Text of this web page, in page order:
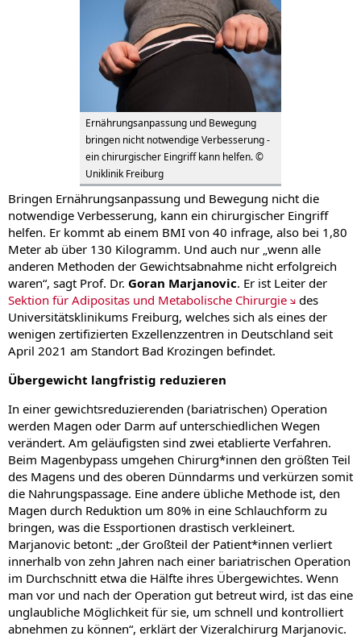
Ernährungsanpassung und Bewegung
bringen nicht notwendige Verbesserung -
ein chirurgischer Eingriff kann helfen. ©
Uniklinik Freiburg
Bringen Ernährungsanpassung und Bewegung nicht die
notwendige Verbesserung, kann ein chirurgischer Eingriff
helfen. Er kommt ab einem BMI von 40 infrage, also bei 1,80
Meter ab über 130 Kilogramm. Und auch nur „wenn alle
anderen Methoden der Gewichtsabnahme nicht erfolgreich
waren“, sagt Prof. Dr. Goran Marjanovic. Er ist Leiter der
Sektion für Adipositas und Metabolische Chirurgie
des
Universitätsklinikums Freiburg, welches sich als eines der
wenigen zertifizierten Exzellenzzentren in Deutschland seit
April 2021 am Standort Bad Krozingen befindet.
Übergewicht langfristig reduzieren
In einer gewichtsreduzierenden (bariatrischen) Operation
werden Magen oder Darm auf unterschiedlichen Wegen
verändert. Am geläufigsten sind zwei etablierte Verfahren.
Beim Magenbypass umgehen Chirurg*innen den größten Teil
des Magens und des oberen Dünndarms und verkürzen somit
die Nahrungspassage. Eine andere übliche Methode ist, den
Magen durch Reduktion um 80% in eine Schlauchform zu
bringen, was die Essportionen drastisch verkleinert.
Marjanovic betont: „der Großteil der Patient*innen verliert
innerhalb von zehn Jahren nach einer bariatrischen Operation
im Durchschnitt etwa die Hälfte ihres Übergewichtes. Wenn
man vor und nach der Operation gut betreut wird, ist das eine
unglaubliche Möglichkeit für sie, um schnell und kontrolliert
abnehmen zu können“, erklärt der Vizeralchirurg Marjanovic.